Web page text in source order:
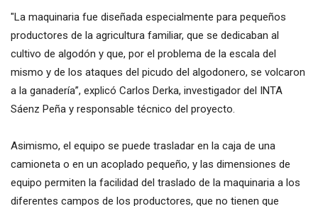
"La maquinaria fue diseñada especialmente para pequeños
productores de la agricultura familiar, que se dedicaban al
cultivo de algodón y que, por el problema de la escala del
mismo y de los ataques del picudo del algodonero, se volcaron
a la ganadería”, explicó Carlos Derka, investigador del INTA
Sáenz Peña y responsable técnico del proyecto.
Asimismo, el equipo se puede trasladar en la caja de una
camioneta o en un acoplado pequeño, y las dimensiones de
equipo permiten la facilidad del traslado de la maquinaria a los
diferentes campos de los productores, que no tienen que